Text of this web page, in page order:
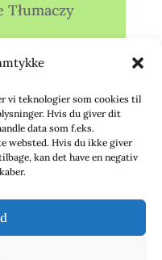
vi teknologier som cookies til
Hvis du giver dit
data som f.eks.
websted. Hvis du ikke giver
kan det have en negativ
Tłumaczy
(Ö.)
(ÖC)
(VdÜ)